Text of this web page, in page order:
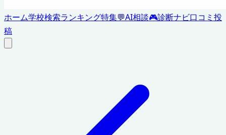
ホーム学校検索ランキング特集💬AI相談🎮診断ナビ口コミ投
稿